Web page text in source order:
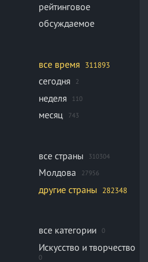
рейтинговое
обсуждаемое
все время 311893
сегодня 2
неделя 110
месяц 743
все страны 310304
Молдова 27956
другие страны 282348
все категории 0
Искусство и творчество
0